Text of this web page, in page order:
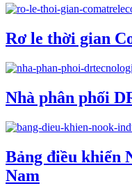
Rơ le thời gian
Nhà phân phối
Bảng điều khiển
Nam